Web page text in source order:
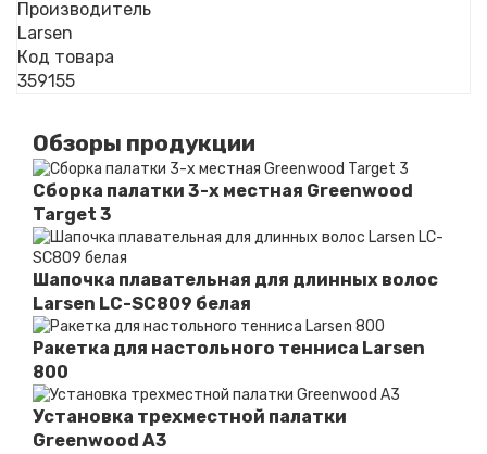
Производитель
Larsen
Код товара
359155
Обзоры продукции
Сборка палатки 3-х местная Greenwood
Target 3
Шапочка плавательная для длинных волос
Larsen LC-SC809 белая
Ракетка для настольного тенниса Larsen
800
Установка трехместной палатки
Greenwood A3